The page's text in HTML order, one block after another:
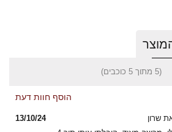
(5 מתוך 5 כוכבים)
הוסף חוות דעת
שרון
13/10/24